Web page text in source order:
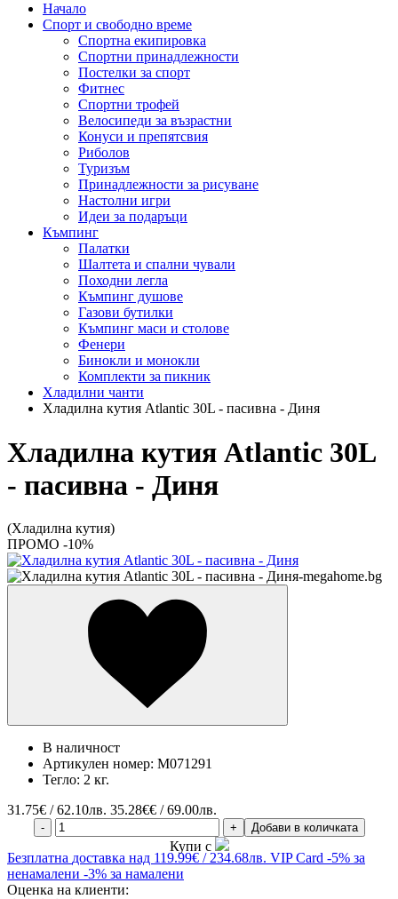
Начало
Спорт и свободно време
Спортна екипировка
Спортни принадлежности
Постелки за спорт
Фитнес
Спортни трофей
Велосипеди за възрастни
Конуси и препятсвия
Риболов
Туризъм
Принадлежности за рисуване
Настолни игри
Идеи за подаръци
Къмпинг
Палатки
Шалтета и спални чували
Походни легла
Къмпинг душове
Газови бутилки
Къмпинг маси и столове
Фенери
Бинокли и монокли
Комплекти за пикник
Хладилни чанти
Хладилна кутия Atlantic 30L - пасивна - Диня
Хладилна кутия Atlantic 30L
- пасивна - Диня
(Хладилна кутия)
ПРОМО -10%
В наличност
Артикулен номер: M071291
Тегло: 2 кг.
31.75€ / 62.10лв. 35.28€€ / 69.00лв.
- + Добави в количката
Купи с
Безплатна доставка над 119.99€ / 234.68лв. VIP Card -5% за
ненамалени -3% за намалени
Оценка на клиенти: